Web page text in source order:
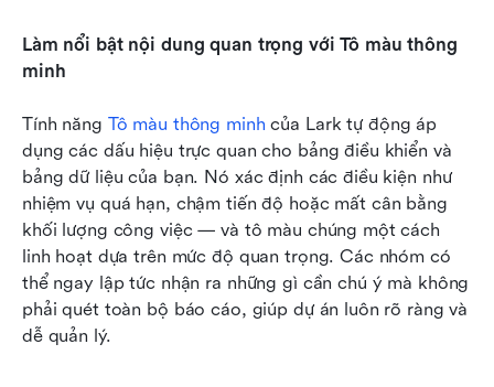
Làm nổi bật nội dung quan trọng với Tô màu thông
minh
Tính năng Tô màu thông minh của Lark tự động áp
dụng các dấu hiệu trực quan cho bảng điều khiển và
bảng dữ liệu của bạn. Nó xác định các điều kiện như
nhiệm vụ quá hạn, chậm tiến độ hoặc mất cân bằng
khối lượng công việc — và tô màu chúng một cách
linh hoạt dựa trên mức độ quan trọng. Các nhóm có
thể ngay lập tức nhận ra những gì cần chú ý mà không
phải quét toàn bộ báo cáo, giúp dự án luôn rõ ràng và
dễ quản lý.